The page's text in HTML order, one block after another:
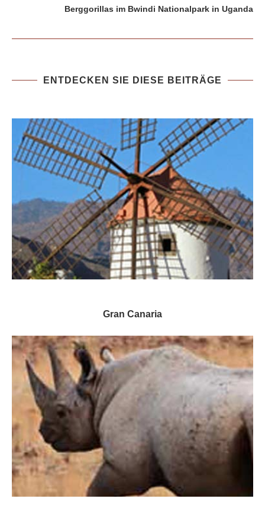
Berggorillas im Bwindi Nationalpark in Uganda
ENTDECKEN SIE DIESE BEITRÄGE
Gran Canaria